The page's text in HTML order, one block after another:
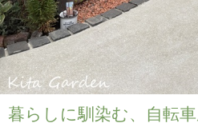
暮らしに馴染む、自転